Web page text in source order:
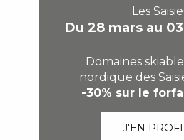
Les
Du 28 mars au
Domaines
nordique des
-30% sur le
J'EN